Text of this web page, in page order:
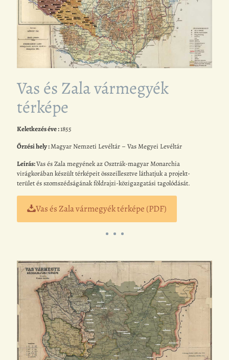
Vas és Zala vármegyék
térképe
Keletkezés éve :1855
Őrzési hely :Magyar Nemzeti Levéltár – Vas Megyei Levéltár
Leírás:Vas és Zala megyének az Osztrák-magyar Monarchia
virágkorában készült térképeit összeillesztve láthatjuk a projekt-
terület és szomszédságának földrajzi-közigazgatási tagolódását.
Vas és Zala vármegyék térképe (PDF)